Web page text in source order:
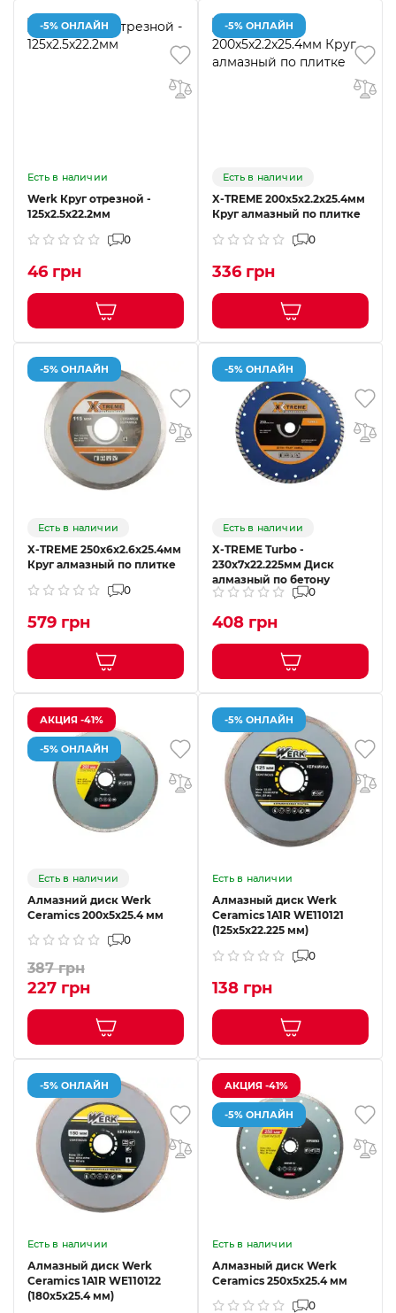
-5% ОНЛАЙН
Есть в наличии
Werk Круг отрезной -
125х2.5х22.2мм
0
46 грн
-5% ОНЛАЙН
Есть в наличии
X-TREME 200x5x2.2x25.4мм
Круг алмазный по плитке
0
336 грн
-5% ОНЛАЙН
Есть в наличии
X-TREME 250x6x2.6x25.4мм
Круг алмазный по плитке
0
579 грн
-5% ОНЛАЙН
Есть в наличии
X-TREME Turbo -
230x7x22.225мм Диск
алмазный по бетону
0
408 грн
АКЦИЯ -41%
-5% ОНЛАЙН
Есть в наличии
Алмазний диск Werk
Ceramics 200x5x25.4 мм
0
387 грн
227 грн
-5% ОНЛАЙН
Есть в наличии
Алмазный диск Werk
Ceramics 1A1R WE110121
(125x5x22.225 мм)
0
138 грн
-5% ОНЛАЙН
Есть в наличии
Алмазный диск Werk
Ceramics 1A1R WE110122
(180x5x25.4 мм)
АКЦИЯ -41%
-5% ОНЛАЙН
Есть в наличии
Алмазный диск Werk
Ceramics 250x5x25.4 мм
0